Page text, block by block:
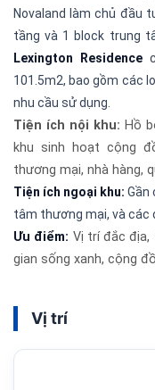
Novaland làm chủ đầu
tầng và 1 block trung
Lexington Residence
101.5m2, bao gồm các
nhu cầu sử dụng.
Tiện ích nội khu: Hồ
khu sinh hoạt cộng
thương mại, nhà hàng,
Tiện ích ngoại khu: Gần
tâm thương mại, và các
Ưu điểm: Vị trí đắc địa,
gian sống xanh, cộng
Vị trí